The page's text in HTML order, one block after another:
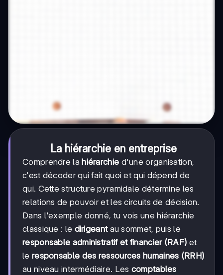
La hiérarchie en entreprise
Comprendre la hiérarchie d'une organisation,
c'est décoder qui fait quoi et qui dépend de
qui. Cette structure pyramidale détermine les
relations de pouvoir et les circuits de décision.
Dans l'exemple donné, tu vois une hiérarchie
classique : le dirigeantau sommet, puis le
responsable administratif et financier (RAF) et
le responsable des ressources humaines (RRH)
au niveau intermédiaire. Les comptables